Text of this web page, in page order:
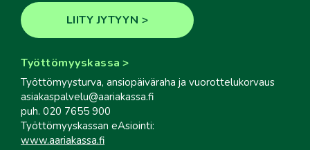
LIITY JYTYYN
Työttömyyskassa
Työttömyysturva, ansiopäiväraha ja vuorottelukorvaus
asiakaspalvelu@aariakassa.fi
puh. 020 7655 900
Työttömyyskassan eAsiointi:
www.aariakassa.fi